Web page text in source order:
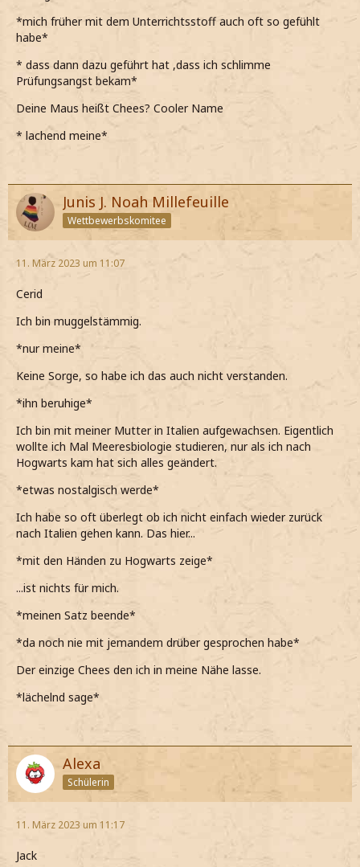
*mich früher mit dem Unterrichtsstoff auch oft so gefühlt
habe*
* dass dann dazu geführt hat ,dass ich schlimme
Prüfungsangst bekam*
Deine Maus heißt Chees? Cooler Name
* lachend meine*
Junis J. Noah Millefeuille
Wettbewerbskomitee
11. März 2023 um 11:07
Cerid
Ich bin muggelstämmig.
*nur meine*
Keine Sorge, so habe ich das auch nicht verstanden.
*ihn beruhige*
Ich bin mit meiner Mutter in Italien aufgewachsen. Eigentlich
wollte ich Mal Meeresbiologie studieren, nur als ich nach
Hogwarts kam hat sich alles geändert.
*etwas nostalgisch werde*
Ich habe so oft überlegt ob ich nicht einfach wieder zurück
nach Italien gehen kann. Das hier...
*mit den Händen zu Hogwarts zeige*
...ist nichts für mich.
*meinen Satz beende*
*da noch nie mit jemandem drüber gesprochen habe*
Der einzige Chees den ich in meine Nähe lasse.
*lächelnd sage*
Alexa
Schülerin
11. März 2023 um 11:17
Jack